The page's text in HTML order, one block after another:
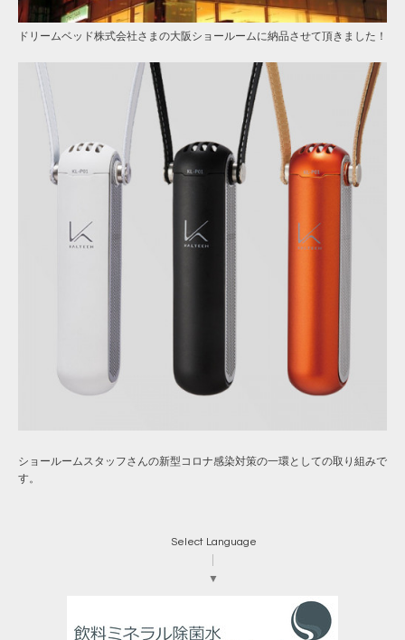
ドリームベッド株式会社さまの大阪ショールームに納品させて頂きました！
ショールームスタッフさんの新型コロナ感染対策の一環としての取り組みで
す。
Select Language
▼